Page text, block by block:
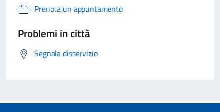
Prenota un appuntamento
Problemi in città
Segnala disservizio